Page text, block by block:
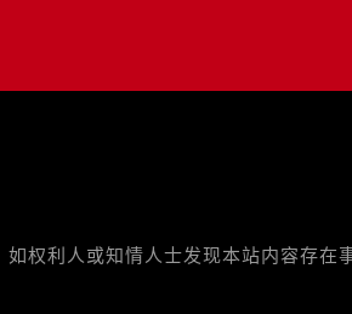
安徽省淮南
安徽省马鞍山
安徽省宿州
如权利人或知情人士发现本站内容存在